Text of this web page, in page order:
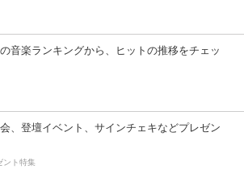
音楽ランキングから、ヒットの推移をチェッ
、登壇イベント、サインチェキなどプレゼン
ント特集